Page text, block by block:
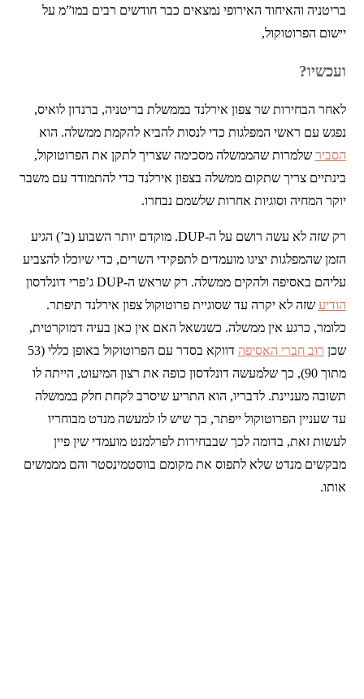
בריטניה והאיחוד האירופי נמצאים כבר חודשים רבים במו”מ על
יישום הפרוטוקול,
ועכשיו?
לאחר הבחירות שר צפון אירלנד בממשלת בריטניה, ברנדון לואיס,
נפגש עם ראשי המפלגות כדי לנסות להביא להקמת ממשלה. הוא
הסביר שלמרות שהממשלה מסכימה שצריך לתקן את הפרוטוקול,
בינתיים צריך שתקום ממשלה בצפון אירלנד כדי להתמודד עם משבר
יוקר המחיה וסוגיות אחרות שלשמם נבחרו.
רק שזה לא עשה רושם על ה-DUP. מוקדם יותר השבוע (ב’) הגיע
הזמן שהמפלגות יציגו מועמדים לתפקידי השרים, כדי שיוכלו להצביע
עליהם באסיפה ולהקים ממשלה. רק שראש ה-DUP ג’פרי דונלדסון
הודיע שזה לא יקרה עד שסוגיית פרוטוקול צפון אירלנד תיפתר.
כלומר, כרגע אין ממשלה. כשנשאל האם אין כאן בעיה דמוקרטית,
שכן רוב חברי האסיפה
דווקא בסדר עם הפרוטוקול באופן כללי (53
מתוך 90), כך שלמעשה דונלדסון כופה את רצון המיעוט, הייתה לו
תשובה מעניינת. לדבריו, הוא התריע שיסרב לקחת חלק בממשלה
עד שעניין הפרוטוקול ייפתר, כך שיש לו למעשה מנדט מבוחריו
לעשות זאת, בדומה לכך שבבחירות לפרלמנט מועמדי שין פיין
מבקשים מנדט שלא לתפוס את מקומם בווסטמינסטר והם מממשים
אותו.